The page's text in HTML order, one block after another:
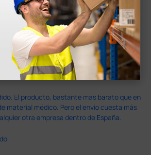
señalar que un poco caro los portes y el
El producto, bastante mas barato que en
material médico. Pero el envío cuesta más
otra empresa dentro de España.